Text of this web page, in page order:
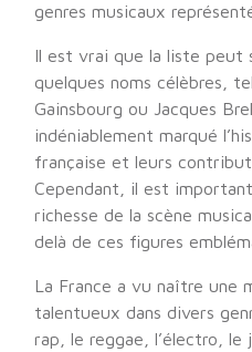
genres musicaux
Il est vrai que la liste peut
quelques noms célèbres,
Gainsbourg ou Jacques
indéniablement marqué
française et leurs
Cependant, il est
richesse de la scène
delà de ces figures
La France a vu naître une
talentueux dans divers
rap, le reggae, l’électro, le